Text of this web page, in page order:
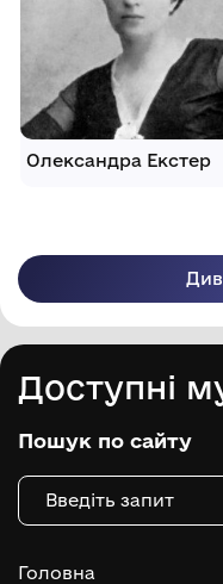
Олександра Екстер
Доступні
Пошук по сайту
Головна